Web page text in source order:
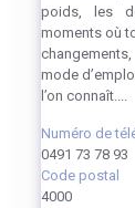
poids, les
moments où
mode
l’on connaît....
Numéro de
0491 73 78 93
Code postal
4000